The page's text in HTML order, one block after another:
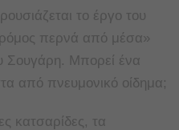
το έργο του
περνά από μέσα»
Σουγάρη. Μπορεί ένα
από πνευμονικό οίδημα;
κατσαρίδες, τα